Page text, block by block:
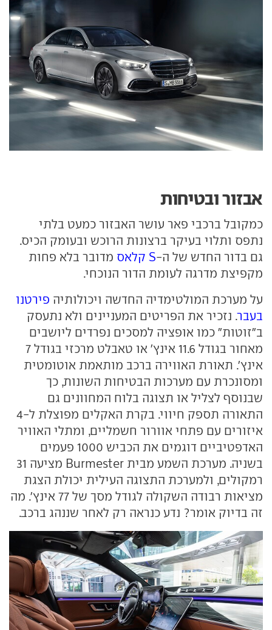
אבזור ובטיחות
כמקובל ברכבי פאר עושר האבזור כמעט בלתי
נתפס ותלוי בעיקר ברצונות הרוכש ובעומק הכיס.
גם בדור החדש של ה-S קלאס
מדובר בלא פחות
מקפיצת מדרגה לעומת הדור הנוכחי.
על מערכת המולטימדיה החדשה ויכולותיה פירטנו
בעבר. נזכיר את הפריטים המעניינים ולא נתעסק
ב"זוטות" כמו אופציה למסכים נפרדים ליושבים
מאחור בגודל 11.6 אינץ' או טאבלט מרכזי בגודל 7
אינץ'. תאורת האווירה ברכב מותאמת אוטומטית
ומסונכרת עם מערכות הבטיחות השונות, כך
שבנוסף לצליל או תצוגה בלוח המחוונים גם
התאורה תספק חיווי. בקרת האקלים מפוצלת ל-4
איזורים עם פתחי אוורור חשמליים, ומתלי האוויר
האדפטיביים דוגמים את הכביש 1000 פעמים
בשניה. מערכת השמע מבית Burmester מציעה 31
רמקולים, ולמערכת התצוגה העילית יכולת הצגת
מציאות רבודה השקולה לגודל מסך של 77 אינץ'. מה
זה בדיוק אומר? נדע כנראה רק לאחר שננהג ברכב.